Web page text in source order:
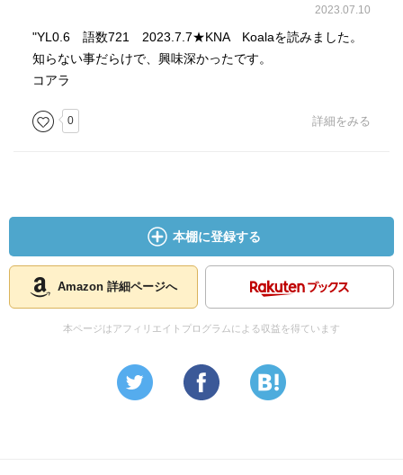
2023.07.10
"YL0.6 語数721 2023.7.7★KNA Koalaを読みました。
知らない事だらけで、興味深かったです。
コアラ
0 詳細をみる
本棚に登録する
Amazon 詳細ページへ
本ページはアフィリエイトプログラムによる収益を得ています